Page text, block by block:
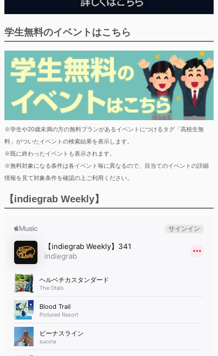
学生無料のイベントはこちら
※学生や20歳未満の方の無料プランがあるイベントにつけるタグ「高校生無
料」がついたイベントの検索結果を表示します。
※既に終わったイベントも表示されます。
※無料対象になる条件は各イベント毎に異なるので、目当てのイベントの詳細
情報を見て対象条件を確認の上ご利用ください。
【indiegrab Weekly】